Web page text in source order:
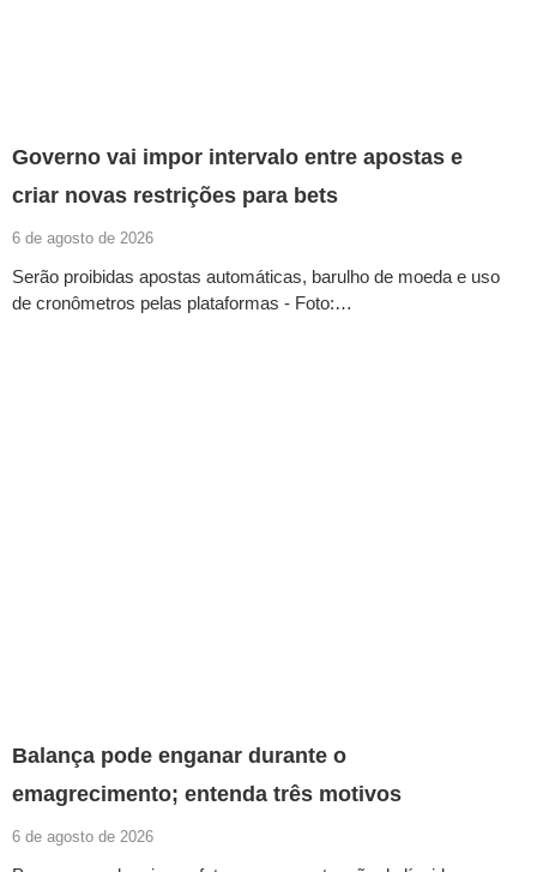
Governo vai impor intervalo entre apostas e
criar novas restrições para bets
6 de agosto de 2026
Serão proibidas apostas automáticas, barulho de moeda e uso
de cronômetros pelas plataformas - Foto:…
Balança pode enganar durante o
emagrecimento; entenda três motivos
6 de agosto de 2026